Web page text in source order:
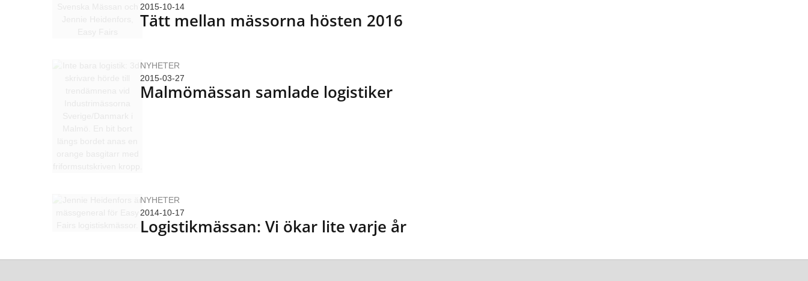
2015-10-14
Tätt mellan mässorna hösten 2016
NYHETER
2015-03-27
Malmömässan samlade logistiker
NYHETER
2014-10-17
Logistikmässan: Vi ökar lite varje år